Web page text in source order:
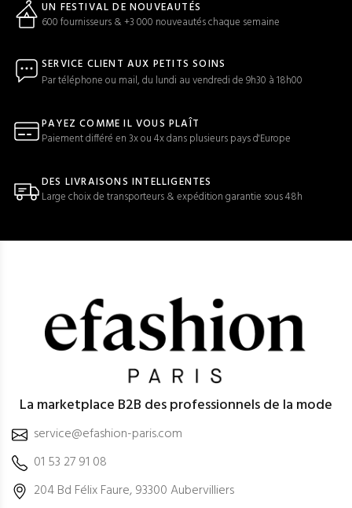
UN FESTIVAL DE NOUVEAUTÉS
600 fournisseurs & +3 000 nouveautés chaque semaine
SERVICE CLIENT AUX PETITS SOINS
Par téléphone ou mail, du lundi au vendredi de 9h30 à 18h00
PAYEZ COMME IL VOUS PLAÎT
Paiement différé en 3x ou 4x dans plusieurs pays d'Europe
DES LIVRAISONS INTELLIGENTES
Large choix de transporteurs & expédition garantie sous 48h
La marketplace B2B des professionnels de la mode
service@efashion-paris.com
01 53 27 91 08
204 Bd Félix Faure, 93300 Aubervilliers